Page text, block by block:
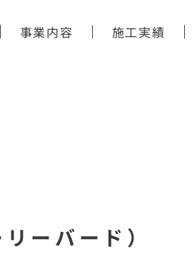
事業内容 施工実績
ーバード）